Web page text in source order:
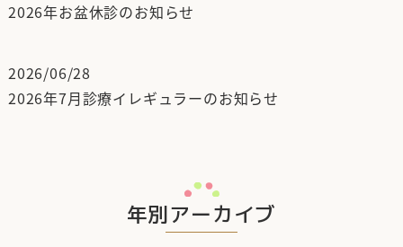
2026年お盆休診のお知らせ
2026年7月診療イレギュラーのお知らせ
2026/06/28
年別アーカイブ